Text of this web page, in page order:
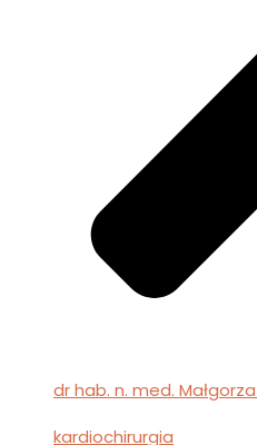
dr hab. n. med.
kardiochirurgia